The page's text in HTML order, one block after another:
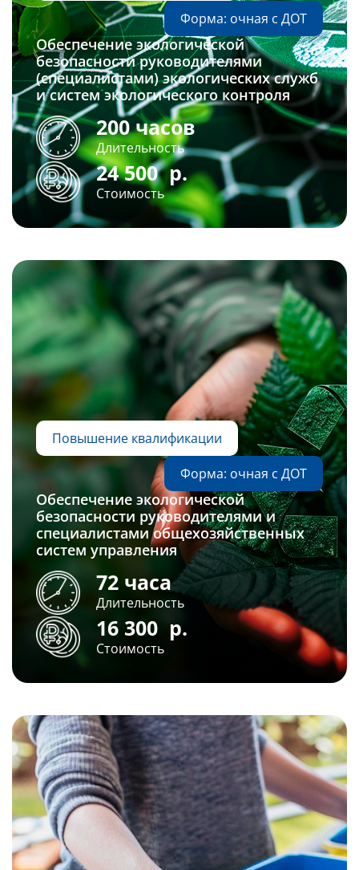
Форма: очная с ДОТ
Обеспечение экологической
безопасности руководителями
(специалистами) экологических служб
и систем экологического контроля
200 часов
Длительность
24 500р.
Стоимость
Повышение квалификации
Форма: очная с ДОТ
Обеспечение экологической
безопасности руководителями и
специалистами общехозяйственных
систем управления
72 часа
Длительность
16 300 р.
Стоимость